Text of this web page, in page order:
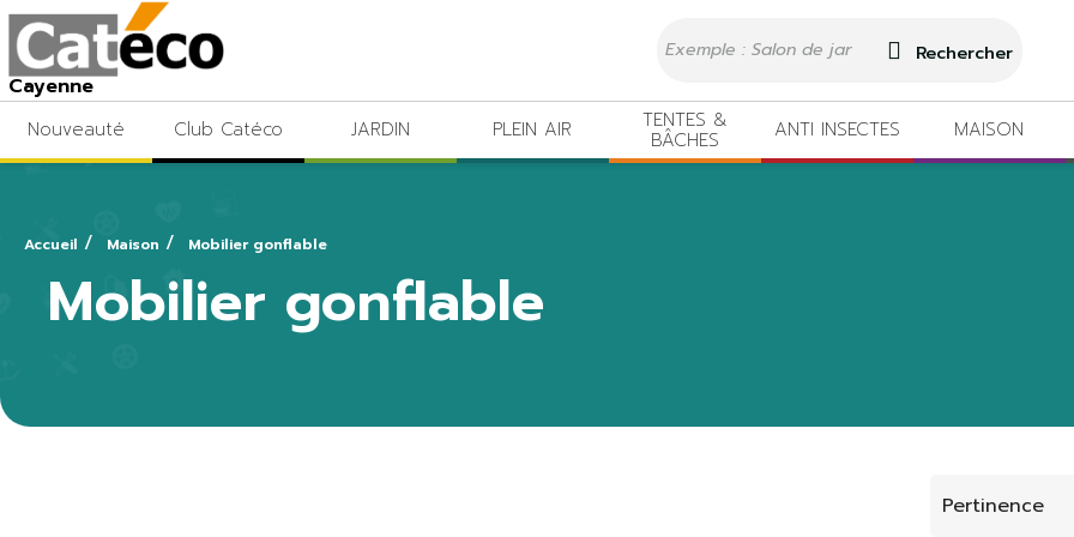
Cayenne
Rechercher
Nouveauté Club Catéco JARDIN PLEIN AIR TENTES &
BÂCHES ANTI INSECTES MAISON
Accueil Maison Mobilier gonflable
Mobilier gonflable
Pertinence